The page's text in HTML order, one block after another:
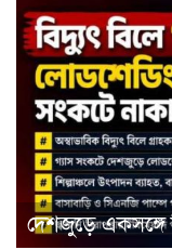
দেশজুড়ে একসঙ্গে